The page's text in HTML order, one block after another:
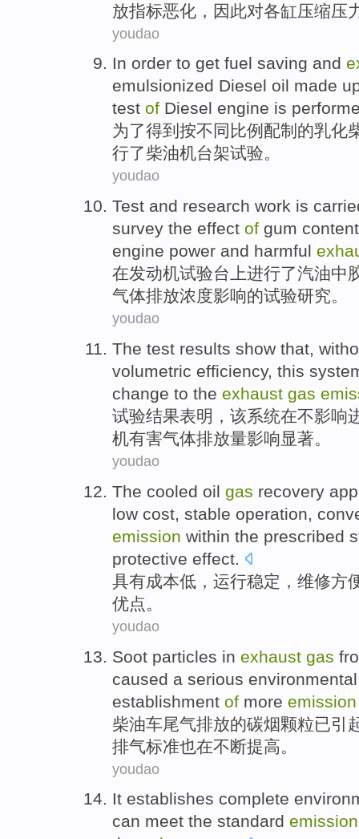
放指标恶化 ，因此对各缸压缩压
youdao
In order to get fuel saving and
emulsionized Diesel oil made
test of Diesel engine is
为了得到 按不同 比例 配制 的乳化
行了柴油机台架试验。
youdao
Test and research work is
survey the effect of gum content
engine power and harmful
在发动机试验台上进行了汽油中
气体排放浓度影响的试验研究。
youdao
The test results show that,
volumetric efficiency, this
change to the exhaust gas
试验结果表明 ， 该系统在不影响
机有害气体排放量影响显著。
youdao
The cooled oil gas recovery
low cost, stable operation,
emission within the prescribed
protective effect.
具有成本低 ， 运行稳定 ， 维修方
优点。
youdao
Soot particles in exhaust gas
caused a serious environmental
establishment of more emission
柴油车尾气排放的碳烟颗粒已引
排气标准也在不断提高 。
youdao
It establishes complete
can meet the standard emission